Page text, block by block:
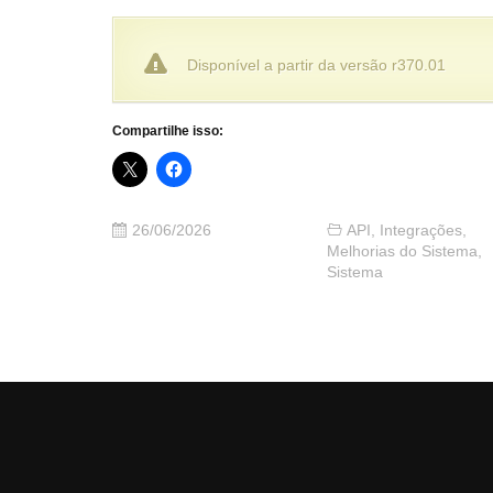
Disponível a partir da versão r370.01
Compartilhe isso:
26/06/2026 API , Integrações,
Melhorias do Sistema,
Sistema